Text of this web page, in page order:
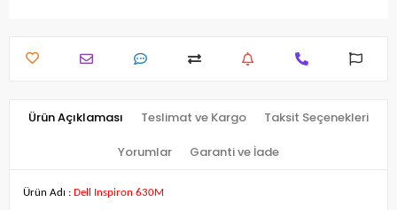
Ürün Açıklaması Teslimat ve Kargo Taksit Seçenekleri
Yorumlar Garanti ve İade
Ürün Adı : Dell Inspiron 630M